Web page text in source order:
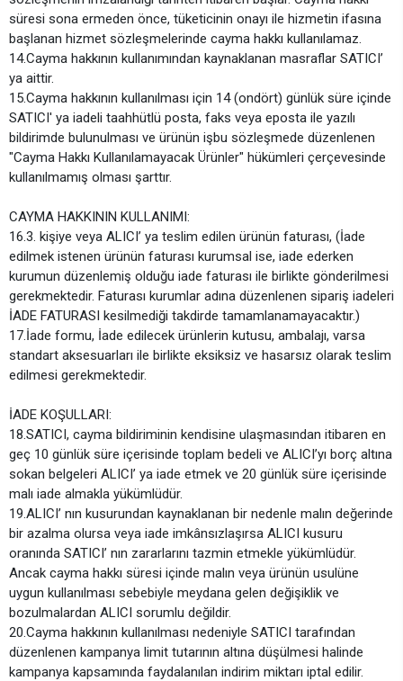
süresi sona ermeden önce, tüketicinin onayı ile hizmetin ifasına
başlanan hizmet sözleşmelerinde cayma hakkı kullanılamaz.
14.Cayma hakkının kullanımından kaynaklanan masraflar SATICI’
ya aittir.
15.Cayma hakkının kullanılması için 14 (ondört) günlük süre içinde
SATICI' ya iadeli taahhütlü posta, faks veya eposta ile yazılı
bildirimde bulunulması ve ürünün işbu sözleşmede düzenlenen
"Cayma Hakkı Kullanılamayacak Ürünler" hükümleri çerçevesinde
kullanılmamış olması şarttır.
CAYMA HAKKININ KULLANIMI:
16.3. kişiye veya ALICI’ ya teslim edilen ürünün faturası, (İade
edilmek istenen ürünün faturası kurumsal ise, iade ederken
kurumun düzenlemiş olduğu iade faturası ile birlikte gönderilmesi
gerekmektedir. Faturası kurumlar adına düzenlenen sipariş iadeleri
İADE FATURASI kesilmediği takdirde tamamlanamayacaktır.)
17.İade formu, İade edilecek ürünlerin kutusu, ambalajı, varsa
standart aksesuarları ile birlikte eksiksiz ve hasarsız olarak teslim
edilmesi gerekmektedir.
İADE KOŞULLARI:
18.SATICI, cayma bildiriminin kendisine ulaşmasından itibaren en
geç 10 günlük süre içerisinde toplam bedeli ve ALICI’yı borç altına
sokan belgeleri ALICI’ ya iade etmek ve 20 günlük süre içerisinde
malı iade almakla yükümlüdür.
19.ALICI’ nın kusurundan kaynaklanan bir nedenle malın değerinde
bir azalma olursa veya iade imkânsızlaşırsa ALICI kusuru
oranında SATICI’ nın zararlarını tazmin etmekle yükümlüdür.
Ancak cayma hakkı süresi içinde malın veya ürünün usulüne
uygun kullanılması sebebiyle meydana gelen değişiklik ve
bozulmalardan ALICI sorumlu değildir.
20.Cayma hakkının kullanılması nedeniyle SATICI tarafından
düzenlenen kampanya limit tutarının altına düşülmesi halinde
kampanya kapsamında faydalanılan indirim miktarı iptal edilir.